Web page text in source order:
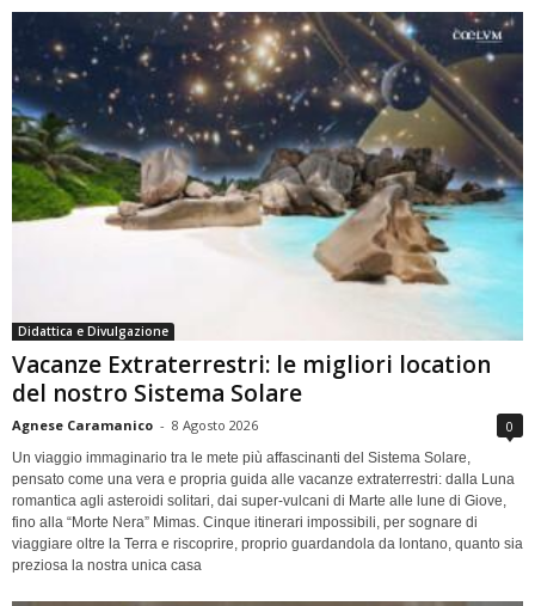
Didattica e Divulgazione
Vacanze Extraterrestri: le migliori location
del nostro Sistema Solare
Agnese Caramanico - 8 Agosto 2026 0
Un viaggio immaginario tra le mete più affascinanti del Sistema Solare,
pensato come una vera e propria guida alle vacanze extraterrestri: dalla Luna
romantica agli asteroidi solitari, dai super-vulcani di Marte alle lune di Giove,
fino alla “Morte Nera” Mimas. Cinque itinerari impossibili, per sognare di
viaggiare oltre la Terra e riscoprire, proprio guardandola da lontano, quanto sia
preziosa la nostra unica casa